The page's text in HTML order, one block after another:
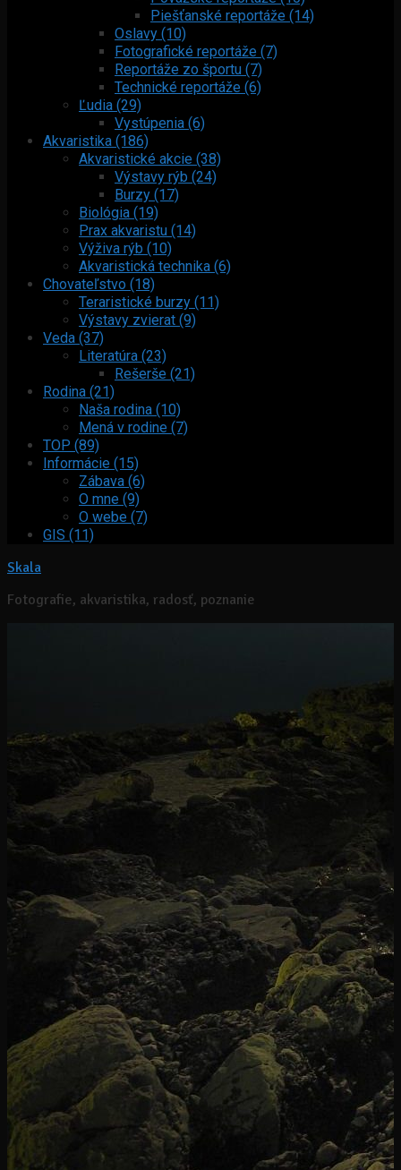
Piešťanské reportáže (14)
Oslavy (10)
Fotografické reportáže (7)
Reportáže zo športu (7)
Technické reportáže (6)
Ľudia (29)
Vystúpenia (6)
Akvaristika (186)
Akvaristické akcie (38)
Výstavy rýb (24)
Burzy (17)
Biológia (19)
Prax akvaristu (14)
Výživa rýb (10)
Akvaristická technika (6)
Chovateľstvo (18)
Teraristické burzy (11)
Výstavy zvierat (9)
Veda (37)
Literatúra (23)
Rešerše (21)
Rodina (21)
Naša rodina (10)
Mená v rodine (7)
TOP (89)
Informácie (15)
Zábava (6)
O mne (9)
O webe (7)
GIS (11)
Skala
Fotografie, akvaristika, radosť, poznanie